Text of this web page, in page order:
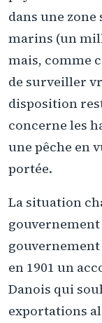
dans une
marins (un
mais, comme
de surveiller
disposition
concerne les
une pêche en
portée.
La situation
gouvernement
gouvernement
en 1901 un
Danois qui
exportations